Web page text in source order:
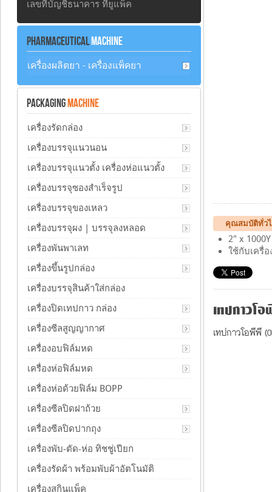
คุณสมบัติทั่วไ
2" x
ใช้กับเครื่
เทปกาวโ
เทปกาวโอพีพี
เลขที่บัญชีธนาคาร ทียูแพ็ค
PHARMACEUTICALMACHINE
เครื่องผลิตยา - เครื่องแพ็คยา
PACKAGING MACHINE
เครื่องรัดกล่อง
เครื่องบรรจุแนวนอน
เครื่องบรรจุแนวตั้ง เครื่องห่อแนวตั้ง
เครื่องบรรจุซองสำเร็จรูป
เครื่องบรรจุของเหลว
เครื่องบรรจุผง | บรรจุลงหลอด
เครื่องพันพาเลท
เครื่องขึ้นรูปกล่อง
เครื่องบรรจุสินค้าใส่กล่อง
เครื่องปิดเทปกาว กล่อง
เครื่องซีลสูญญากาศ
เครื่องอบฟิล์มหด
เครื่องห่อฟิล์มหด
เครื่องห่อด้วยฟิล์ม BOPP
เครื่องซีลปิดฝาถ้วย
เครื่องซีลปิดปากถุง
เครื่องพับ-ตัด-ห่อ ทิชชู่เปียก
เครื่องรัดผ้า พร้อมพับผ้าอัตโนมัติ
เครื่องสกินแพ็ค